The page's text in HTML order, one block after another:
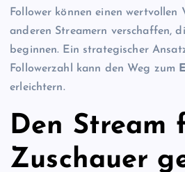
Follower können einen wertvollen
anderen Streamern verschaffen,
beginnen. Ein strategischer
Followerzahl kann den Weg zum
erleichtern.
Den Stream
Zuschauer